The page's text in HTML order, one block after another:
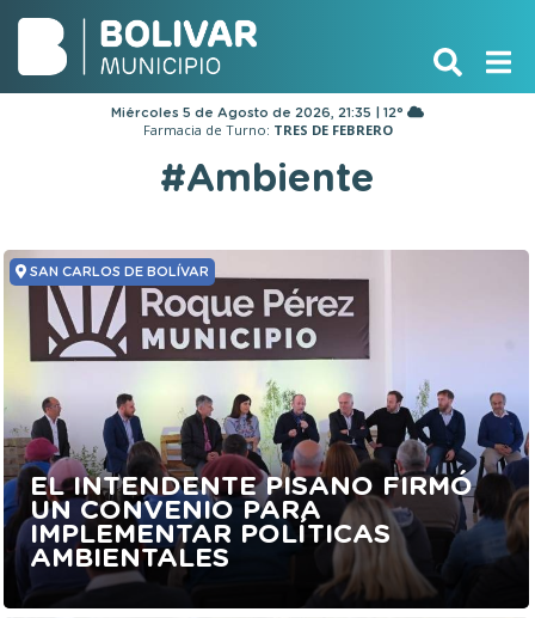
Miércoles 5 de Agosto de 2026, 21:35 | 12°
Farmacia de Turno: TRES DE FEBRERO
#Ambiente
SAN CARLOS DE BOLÍVAR
EL INTENDENTE PISANO FIRMÓ
UN CONVENIO PARA
IMPLEMENTAR POLÍTICAS
AMBIENTALES